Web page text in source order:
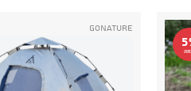
GoNature